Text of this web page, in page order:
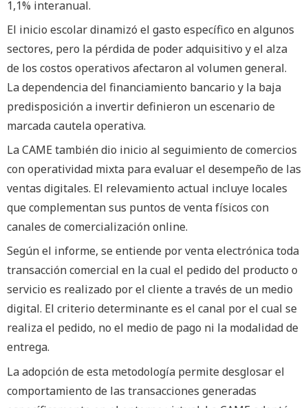
1,1% interanual.
El inicio escolar dinamizó el gasto específico en algunos
sectores, pero la pérdida de poder adquisitivo y el alza
de los costos operativos afectaron al volumen general.
La dependencia del financiamiento bancario y la baja
predisposición a invertir definieron un escenario de
marcada cautela operativa.
La CAME también dio inicio al seguimiento de comercios
con operatividad mixta para evaluar el desempeño de las
ventas digitales. El relevamiento actual incluye locales
que complementan sus puntos de venta físicos con
canales de comercialización online.
Según el informe, se entiende por venta electrónica toda
transacción comercial en la cual el pedido del producto o
servicio es realizado por el cliente a través de un medio
digital. El criterio determinante es el canal por el cual se
realiza el pedido, no el medio de pago ni la modalidad de
entrega.
La adopción de esta metodología permite desglosar el
comportamiento de las transacciones generadas